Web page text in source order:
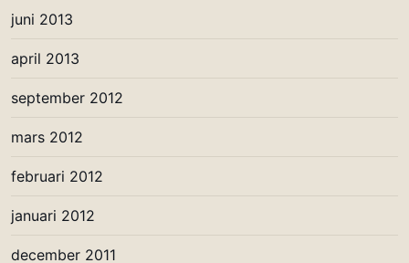
juni 2013
april 2013
september 2012
mars 2012
februari 2012
januari 2012
december 2011